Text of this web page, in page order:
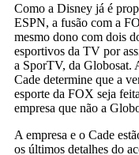
Como a Disney já é
ESPN, a fusão com a
mesmo dono com dois
esportivos da TV por
a SporTV, da Globosat.
Cade determine que a
esporte da FOX seja
empresa que não a
A empresa e o Cade
os últimos detalhes do